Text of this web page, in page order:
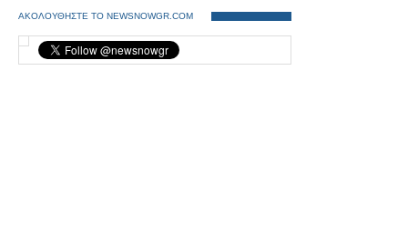
ΑΚΟΛΟΥΘΗΣΤΕ ΤΟ NEWSNOWGR.COM